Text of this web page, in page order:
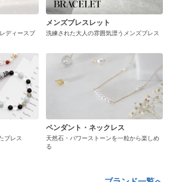
ディースブ
メンズブレスレット
洗練された大人の雰囲気漂うメンズブレス
ブレス
ペンダント・ネックレス
天然石・パワーストーンを一粒から楽しめ
る